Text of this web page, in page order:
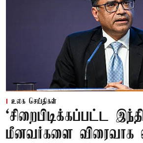
உலக செய்திகள்
‘சிறைபிடிக்கப்பட்ட
மீனவர்களை விரைவாக